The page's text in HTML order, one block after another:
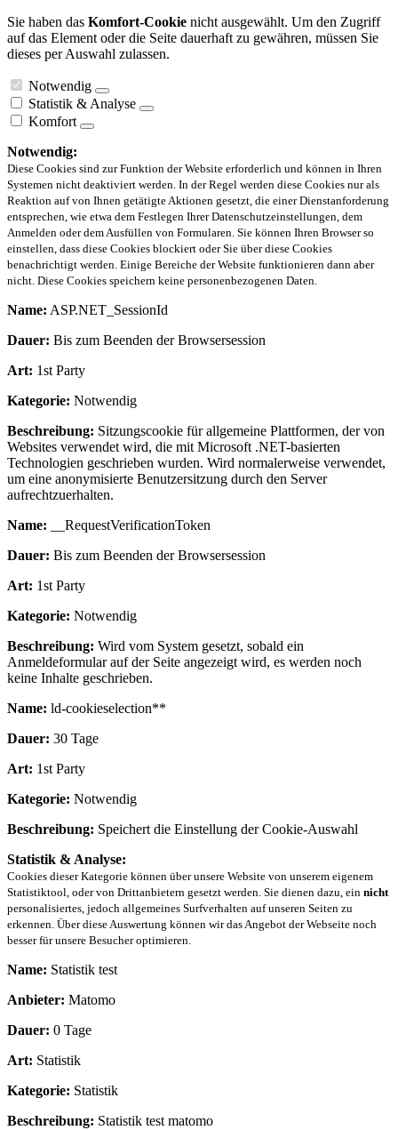
Sie haben das Komfort-Cookie nicht ausgewählt. Um den Zugriff
auf das Element oder die Seite dauerhaft zu gewähren, müssen Sie
dieses per Auswahl zulassen.
Notwendig
Statistik & Analyse
Komfort
Notwendig:
Diese Cookies sind zur Funktion der Website erforderlich und können in Ihren
Systemen nicht deaktiviert werden. In der Regel werden diese Cookies nur als
Reaktion auf von Ihnen getätigte Aktionen gesetzt, die einer Dienstanforderung
entsprechen, wie etwa dem Festlegen Ihrer Datenschutzeinstellungen, dem
Anmelden oder dem Ausfüllen von Formularen. Sie können Ihren Browser so
einstellen, dass diese Cookies blockiert oder Sie über diese Cookies
benachrichtigt werden. Einige Bereiche der Website funktionieren dann aber
nicht. Diese Cookies speichern keine personenbezogenen Daten.
Name: ASP.NET_SessionId
Dauer: Bis zum Beenden der Browsersession
Art: 1st Party
Kategorie: Notwendig
Beschreibung: Sitzungscookie für allgemeine Plattformen, der von
Websites verwendet wird, die mit Microsoft .NET-basierten
Technologien geschrieben wurden. Wird normalerweise verwendet,
um eine anonymisierte Benutzersitzung durch den Server
aufrechtzuerhalten.
Name: __RequestVerificationToken
Dauer: Bis zum Beenden der Browsersession
Art: 1st Party
Kategorie: Notwendig
Beschreibung: Wird vom System gesetzt, sobald ein
Anmeldeformular auf der Seite angezeigt wird, es werden noch
keine Inhalte geschrieben.
Name: ld-cookieselection**
Dauer: 30 Tage
Art: 1st Party
Kategorie: Notwendig
Beschreibung: Speichert die Einstellung der Cookie-Auswahl
Statistik & Analyse:
Cookies dieser Kategorie können über unsere Website von unserem eigenem
Statistiktool, oder von Drittanbietern gesetzt werden. Sie dienen dazu, ein nicht
personalisiertes, jedoch allgemeines Surfverhalten auf unseren Seiten zu
erkennen. Über diese Auswertung können wir das Angebot der Webseite noch
besser für unsere Besucher optimieren.
Name: Statistik test
Anbieter: Matomo
Dauer: 0 Tage
Art: Statistik
Kategorie: Statistik
Beschreibung: Statistik test matomo